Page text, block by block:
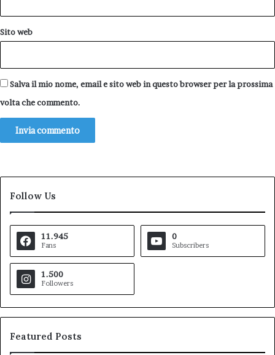
Sito web
Salva il mio nome, email e sito web in questo browser per la prossima
volta che commento.
Follow Us
11.945
Fans
0
Subscribers
1.500
Followers
Featured Posts